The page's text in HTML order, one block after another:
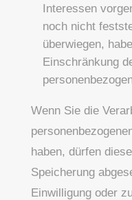
Interessen
noch nicht
überwiegen,
Einschränkung
Wenn Sie die
haben, dürfen
Speicherung
Einwilligung oder